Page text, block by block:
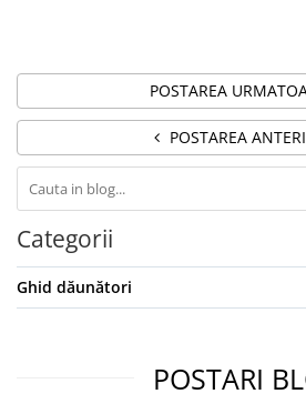
Fertilizanți foliari
Tratament semințe
Erbicide
Fungicide
Insecticide
Biostimulatori
Pachete tehnologice
Fertilizanți foliari
NĂUT
NECTARIN
Fungicide
Insecticide
Acaricide
Biostimulatori
POSTAREA
POSTAREA
Categorii
Ghid dăunători
POSTARI